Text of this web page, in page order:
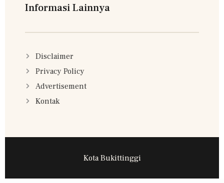
Informasi Lainnya
Disclaimer
Privacy Policy
Advertisement
Kontak
Kota Bukittinggi